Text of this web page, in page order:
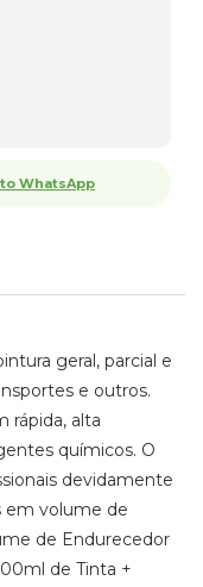
WhatsApp
geral, parcial e
e outros.
rápida, alta
químicos. O
devidamente
em volume de
de Endurecedor
de Tinta +